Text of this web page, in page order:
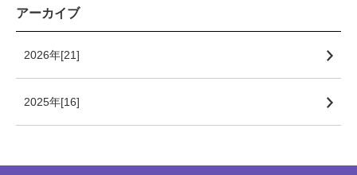
アーカイブ
2026年[21]
2025年[16]